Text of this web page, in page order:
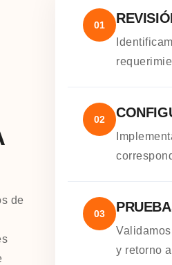
de
01
02
03
y retorno